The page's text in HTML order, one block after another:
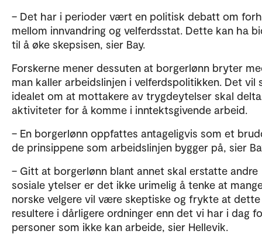
– Det har i perioder vært en politisk debatt om
mellom innvandring og velferdsstat. Dette kan ha
til å øke skepsisen, sier Bay.
Forskerne mener dessuten at borgerlønn bryter
man kaller arbeidslinjen i velferdspolitikken. Det vil
idealet om at mottakere av trygdeytelser skal
aktiviteter for å komme i inntektsgivende arbeid.
– En borgerlønn oppfattes antageligvis som et
de prinsippene som arbeidslinjen bygger på, sier
– Gitt at borgerlønn blant annet skal erstatte andre
sosiale ytelser er det ikke urimelig å tenke at
norske velgere vil være skeptiske og frykte at
resultere i dårligere ordninger enn det vi har i dag
personer som ikke kan arbeide, sier Hellevik.